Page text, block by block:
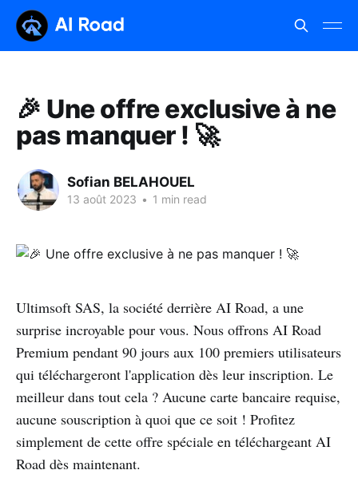
🎉 Une offre exclusive à ne
pas manquer ! 🚀
Sofian BELAHOUEL
13 août 2023 • 1 min read
Ultimsoft SAS, la société derrière AI Road, a une
surprise incroyable pour vous. Nous offrons AI Road
Premium pendant 90 jours aux 100 premiers utilisateurs
qui téléchargeront l'application dès leur inscription. Le
meilleur dans tout cela ? Aucune carte bancaire requise,
aucune souscription à quoi que ce soit ! Profitez
simplement de cette offre spéciale en téléchargeant AI
Road dès maintenant.